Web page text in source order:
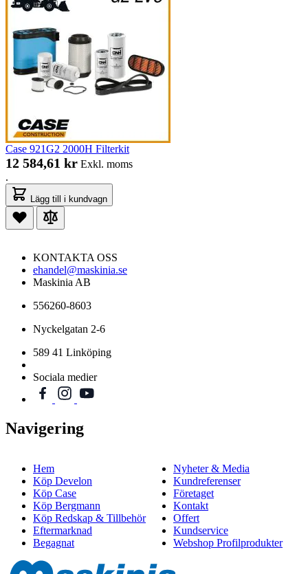
Case 921G2 2000H Filterkit
12 584,61 kr Exkl. moms
.
Lägg till i kundvagn
KONTAKTA OSS
ehandel@maskinia.se
Maskinia AB
556260-8603
Nyckelgatan 2-6
589 41 Linköping
Sociala medier
Navigering
Hem
Köp Develon
Köp Case
Köp Bergmann
Köp Redskap & Tillbehör
Eftermarknad
Begagnat
Nyheter & Media
Kundreferenser
Företaget
Kontakt
Offert
Kundservice
Webshop Profilprodukter